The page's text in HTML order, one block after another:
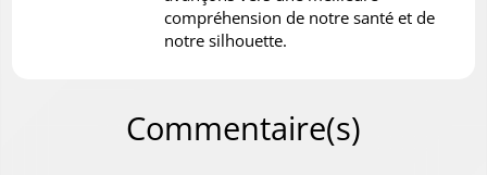
compréhension de notre santé et de
notre silhouette.
Commentaire(s)